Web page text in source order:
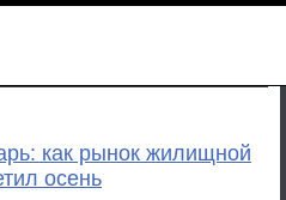
как рынок жилищной
осень